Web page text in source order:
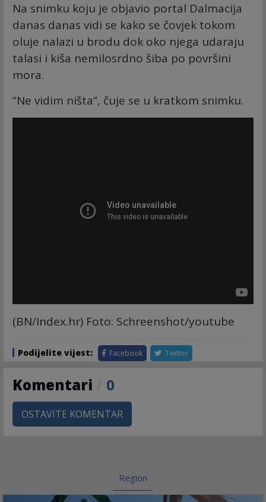
Na snimku koju je objavio portal Dalmacija
danas danas vidi se kako se čovjek tokom
oluje nalazi u brodu dok oko njega udaraju
talasi i kiša nemilosrdno šiba po površini
mora.
“Ne vidim ništa“, čuje se u kratkom snimku.
(BN/Index.hr) Foto: Schreenshot/youtube
Podijelite vijest: Facebook Twitter
Komentari 0
OSTAVITE KOMENTAR
Region